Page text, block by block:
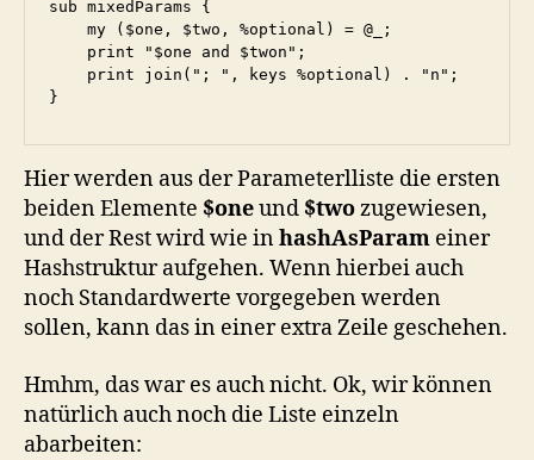
sub mixedParams {
    my ($one, $two, %optional) = @_;
    print "$one and $twon";
    print join("; ", keys %optional) . "n";
Hier werden aus der Parameterlliste die ersten
beiden Elemente $oneund $twozugewiesen,
und der Rest wird wie inhashAsParam einer
Hashstruktur aufgehen. Wenn hierbei auch
noch Standardwerte vorgegeben werden
sollen, kann das in einer extra Zeile geschehen.
Hmhm, das war es auch nicht. Ok, wir können
natürlich auch noch die Liste einzeln
abarbeiten: